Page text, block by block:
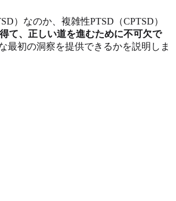
）なのか、複雑性PTSD（CPTSD）
て、正しい道を進むために不可欠で
最初の洞察を提供できるかを説明しま